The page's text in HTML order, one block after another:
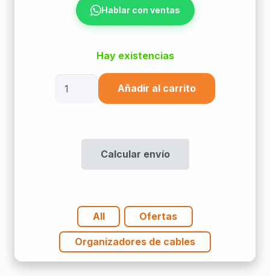
Hablar con ventas
Hay existencias
Quickfix
Añadir al carrito
Calcular envío
All Ofertas
Organizadores de cables